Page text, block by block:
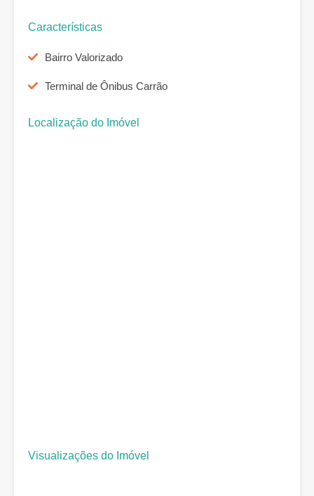
Características
Bairro Valorizado
Terminal de Ônibus Carrão
Localização do Imóvel
Visualizações do Imóvel